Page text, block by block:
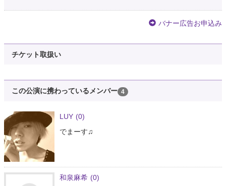
バナー広告お申込み
チケット取扱い
この公演に携わっているメンバー 4
LUY (0)
でまーす♫
和泉麻希 (0)